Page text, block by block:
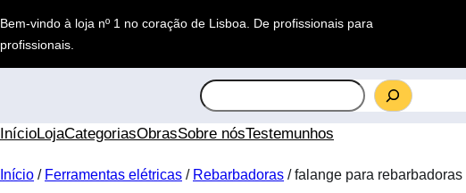
para
o
conteúdo
Bem-vindo à loja nº 1 no coração de Lisboa. De profissionais para
profissionais
S
e
a
c
InícioLojaCategoriasObrasSobre nósTestemunhos
Início / Ferramentas elétricas / Rebarbadoras / falange para rebarbadoras